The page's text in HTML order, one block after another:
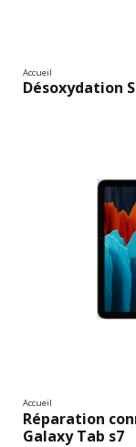
Accueil
Désoxydation
Accueil
Réparation
Galaxy Tab s7